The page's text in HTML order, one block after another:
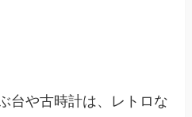
台や古時計は、レトロな